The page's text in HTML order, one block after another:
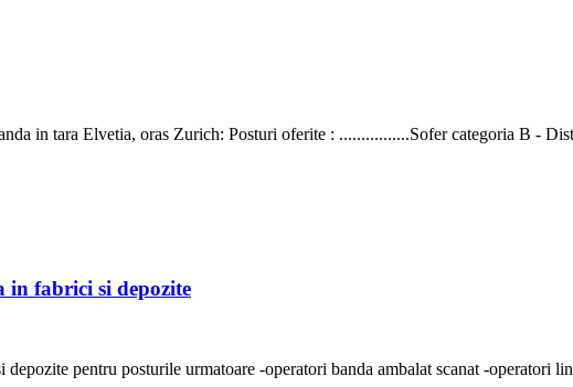
in tara Elvetia, oras Zurich: Posturi oferite : ................Sofer categoria B -
fabrici si depozite
pentru posturile urmatoare -operatori banda ambalat scanat -operatori